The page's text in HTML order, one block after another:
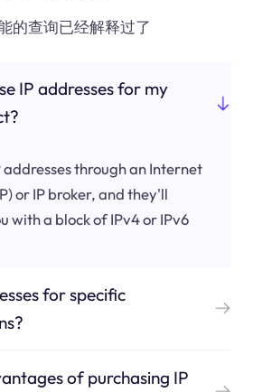
的查询已经解释过了
IP addresses for my
addresses through an Internet
or IP broker, and they'll
with a block of IPv4 or IPv6
for specific
of purchasing IP